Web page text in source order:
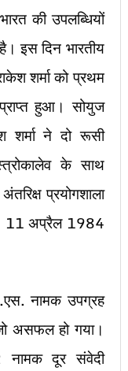
की उपलब्धियों
इस दिन भारतीय
शर्मा को प्रथम
प्राप्त हुआ। सोयुज
शर्मा ने दो रूसी
के साथ
प्रयोगशाला
11 अप्रैल 1984
नामक उपग्रह
असफल हो गया।
दूर संवेदी